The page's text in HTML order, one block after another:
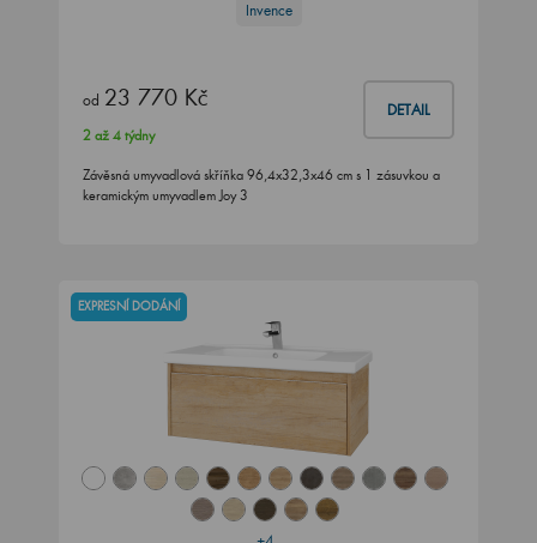
Invence
od 23 770 Kč DETAIL
2 až 4 týdny
Závěsná umyvadlová skříňka 96,4x32,3x46 cm s 1 zásuvkou a
keramickým umyvadlem Joy 3
EXPRESNÍ DODÁNÍ